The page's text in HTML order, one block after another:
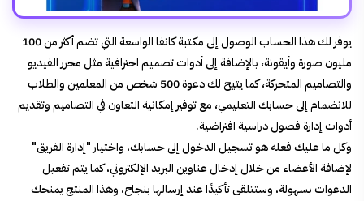
يوفر لك هذا الحساب الوصول إلى مكتبة كانفا الواسعة التي تضم أكثر من 100
مليون صورة وأيقونة، بالإضافة إلى أدوات تصميم احترافية مثل محرر الفيديو
والتصاميم المتحركة، كما يتيح لك دعوة 500 شخص من المعلمين والطلاب
للانضمام إلى حسابك التعليمي، مع توفير إمكانية التعاون في التصاميم وتقديم
أدوات إدارة فصول دراسية افتراضية.
وكل ما عليك فعله هو تسجيل الدخول إلى حسابك، واختيار "إدارة الفريق"
لإضافة الأعضاء من خلال إدخال عناوين البريد الإلكتروني، كما يتم تفعيل
الدعوات بسهولة، وستتلقى تأكيدًا عند إرسالها بنجاح، وهذا المنتج يمنحك